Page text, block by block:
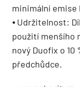
minimální emise
⦁ Udržitelnost:
použití menšího
nový Duofix o 10
předchůdce.